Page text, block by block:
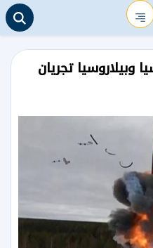
وبيلاروسيا تجريان